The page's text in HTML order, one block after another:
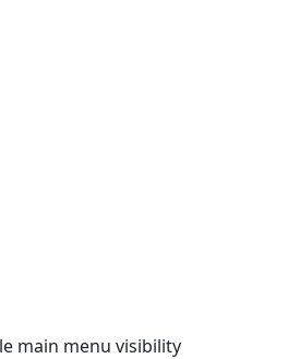
main menu visibility